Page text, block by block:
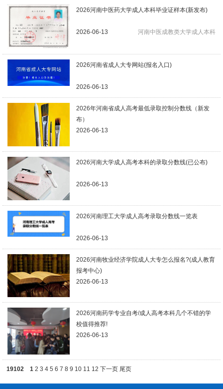
2026河南中医药大学成人本科毕业证样本(新发布)
2026-06-13 河南中医成教类大学成人本科
2026河南省成人大专网站(报名入口)
2026-06-13
2026年河南省成人高考最低录取控制分数线（新发
布）
2026-06-13
2026河南大学成人高考本科的录取分数线(已公布)
2026-06-13
2026河南理工大学成人高考录取分数线一览表
2026-06-13
2026河南牧业经济学院成人大专怎么报名?(成人教育
报考中心)
2026-06-13
2026河南药学专业自考/成人高考本科几个不错的学
校值得推荐!
2026-06-13
19102 1 2 3 4 5 6 7 8 9 10 11 12 下一页 尾页